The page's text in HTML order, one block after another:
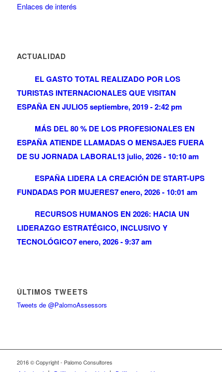
Enlaces de interés
ACTUALIDAD
EL GASTO TOTAL REALIZADO POR LOS
TURISTAS INTERNACIONALES QUE VISITAN
ESPAÑA EN JULIO5 septiembre, 2019 - 2:42 pm
MÁS DEL 80 % DE LOS PROFESIONALES EN
ESPAÑA ATIENDE LLAMADAS O MENSAJES FUERA
DE SU JORNADA LABORAL13 julio, 2026 - 10:10 am
ESPAÑA LIDERA LA CREACIÓN DE START-UPS
FUNDADAS POR MUJERES7 enero, 2026 - 10:01 am
RECURSOS HUMANOS EN 2026: HACIA UN
LIDERAZGO ESTRATÉGICO, INCLUSIVO Y
TECNOLÓGICO7 enero, 2026 - 9:37 am
ÚLTIMOS TWEETS
Tweets de @PalomoAssessors
2016 © Copyright - Palomo Consultores